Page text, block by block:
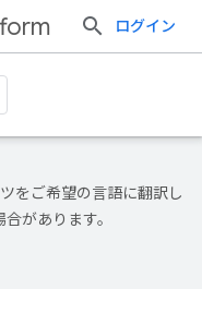
ログイン
をご希望の言語に翻訳し
があります。